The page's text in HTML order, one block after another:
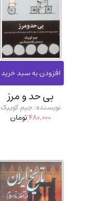
بی حد و مرز
نویسنده: جیم کوییک
480,000تومان